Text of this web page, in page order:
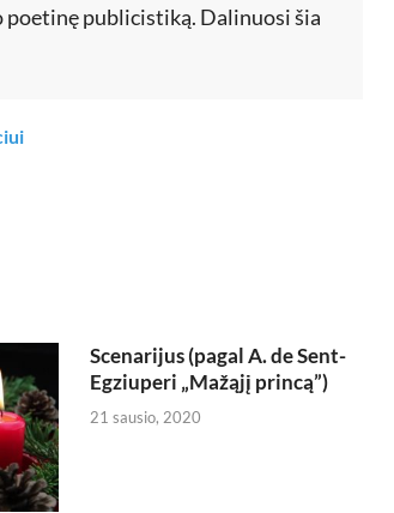
poetinę publicistiką. Dalinuosi šia
Scenarijus (pagal A. de Sent-
Egziuperi „Mažąjį princą”)
21 sausio, 2020